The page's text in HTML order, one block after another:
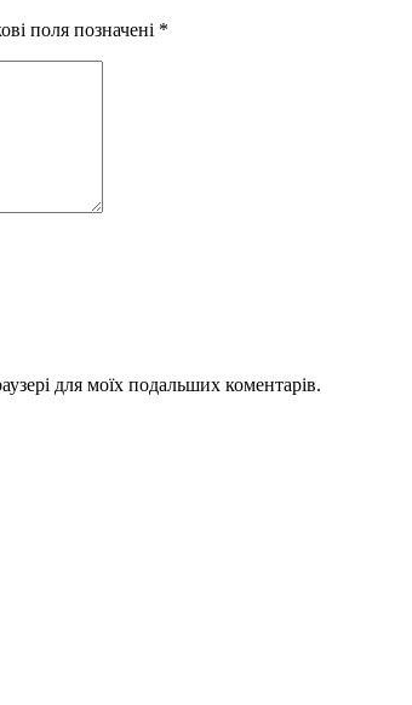
поля позначені *
для моїх подальших коментарів.